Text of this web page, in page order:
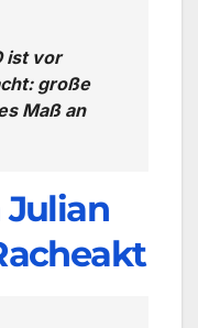
ist vor
große
Maß an
Julian